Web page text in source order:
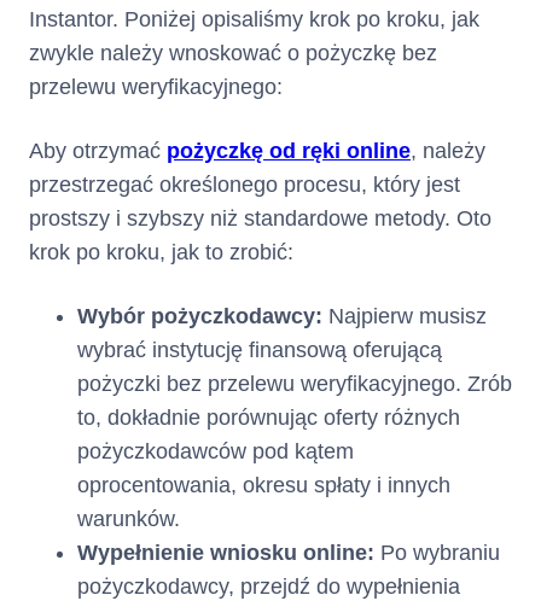
(i) odsetek za
opóźnienie, (ii) opłat
Kredytowego tj.
Prowizji, odsetek oraz
(iii) opłat za wydanie i
obsługę Karty
kwoty przekroczenia
Limitu Kredytowego w
poprzednich Okresach
Rozliczeniowych,
kwoty przekroczenia
Limitu Kredytowego w
bieżącym Okresie
część Limitu
Kredytowego
Instantor. Poniżej opisaliśmy krok po kroku, jak
zwykle należy wnoskować o pożyczkę bez
przelewu weryfikacyjnego:
Aby otrzymać pożyczkę od ręki online, należy
przestrzegać określonego procesu, który jest
prostszy i szybszy niż standardowe metody. Oto
krok po kroku, jak to zrobić:
Wybór pożyczkodawcy: Najpierw musisz
wybrać instytucję finansową oferującą
pożyczki bez przelewu weryfikacyjnego. Zrób
to, dokładnie porównując oferty różnych
pożyczkodawców pod kątem
oprocentowania, okresu spłaty i innych
warunków.
Wypełnienie wniosku online: Po wybraniu
pożyczkodawcy, przejdź do wypełnienia